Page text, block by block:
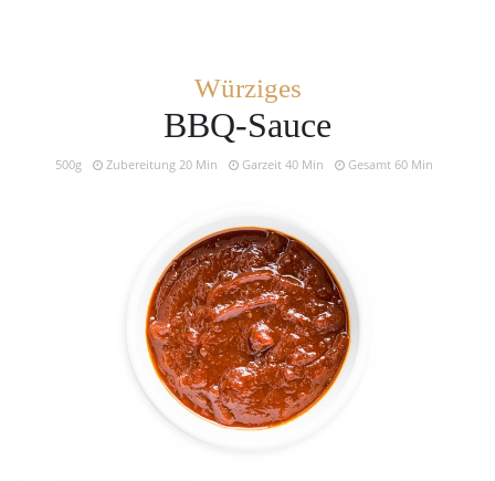
Würziges
BBQ-Sauce
500g Zubereitung 20 Min Garzeit 40 Min Gesamt 60 Min